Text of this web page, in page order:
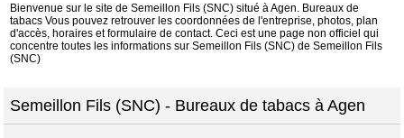
Bienvenue sur le site de Semeillon Fils (SNC) situé à Agen. Bureaux de
tabacs Vous pouvez retrouver les coordonnées de l'entreprise, photos, plan
d'accès, horaires et formulaire de contact. Ceci est une page non officiel qui
concentre toutes les informations sur Semeillon Fils (SNC) de Semeillon Fils
(SNC)
Semeillon Fils (SNC) - Bureaux de tabacs à Agen